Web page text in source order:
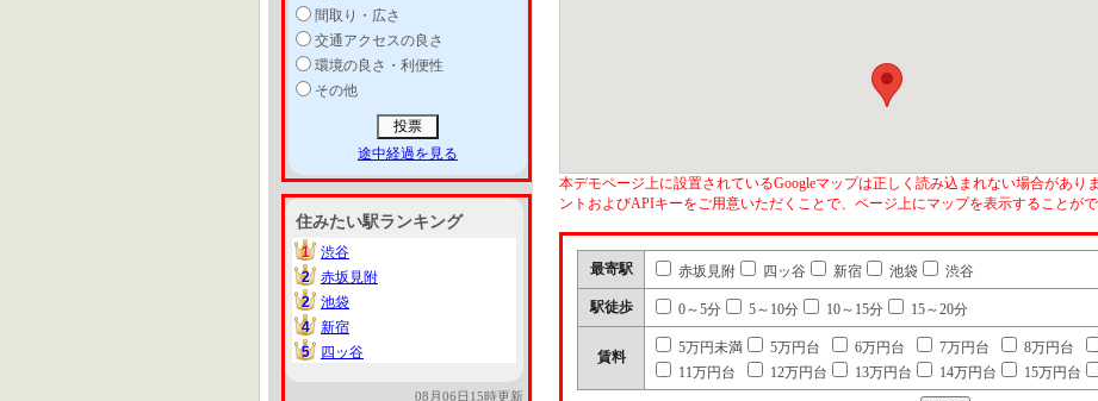
間取り・広さ
交通アクセスの良さ
環境の良さ・利便性
その他
途中経過を見る
住みたい駅ランキング
1
1
渋谷
2
2
赤坂見附
2
2
池袋
4
4
新宿
5
5 四ッ谷
08月06日15時更新
本デモページ上に設置されているGoogleマップは正しく読み込まれない場合があり
ントおよびAPIキーをご用意いただくことで、ページ上にマップを表示することがで
最寄駅 赤坂見附 四ッ谷 新宿 池袋 渋谷
駅徒歩 0～5分 5～10分 10～15分 15～20分
賃料
5万円未満 5万円台 6万円台 7万円台 8万円台
11万円台
12万円台 13万円台 14万円台 15万円台